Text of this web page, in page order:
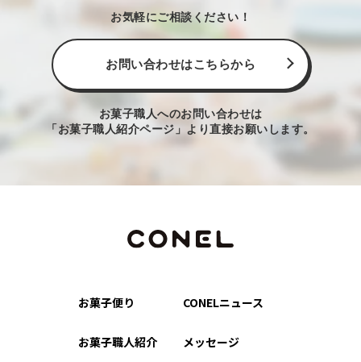
お気軽にご相談ください！
お問い合わせはこちらから
お菓子職人へのお問い合わせは
「お菓子職人紹介ページ」より直接お願いします。
お菓子便り CONELニュース
お菓子職人紹介 メッセージ